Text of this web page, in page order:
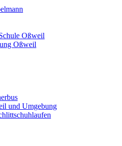
Oßweil
Oßweil
und Umgebung